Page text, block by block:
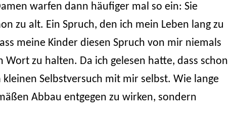
warfen dann häufiger mal so ein: Sie
zu alt. Ein Spruch, den ich mein Leben lang zu
meine Kinder diesen Spruch von mir niemals
zu halten. Da ich gelesen hatte, dass schon
kleinen Selbstversuch mit mir selbst. Wie lange
Abbau entgegen zu wirken, sondern